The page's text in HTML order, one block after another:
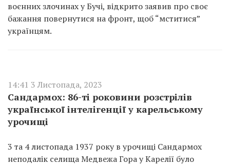
воєнних злочинах у Бучі, відкрито заявив про своє
бажання повернутися на фронт, щоб “мститися”
українцям.
14:41 3 Листопада, 2023
Сандармох: 86-ті роковини розстрілів
української інтелігенції у карельському
урочищі
3 та 4 листопада 1937 року в урочищі Сандармох
неподалік селища Медвежа Гора у Карелії було